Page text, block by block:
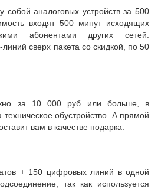
аналоговых устройств за 500
входят 500 минут исходящих
абонентами других сетей.
сверх пакета со скидкой, по 50
за 10 000 руб или больше, в
техническое обустройство. А прямой
вам в качестве подарка.
+ 150 цифровых линий в одной
так как используется